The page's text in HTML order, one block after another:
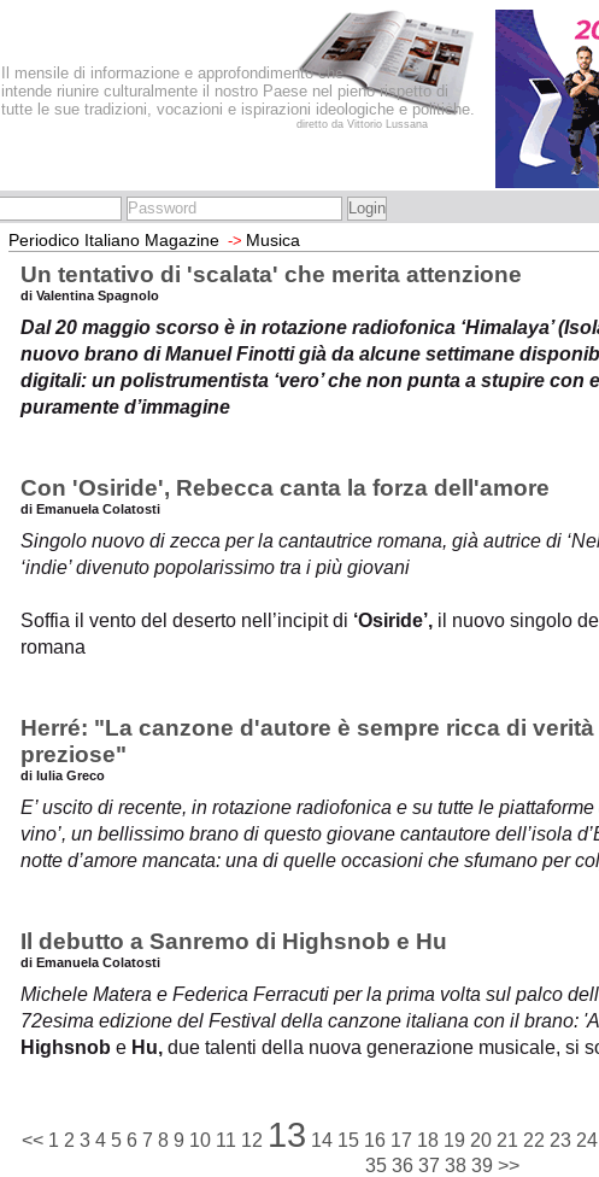
Il mensile di informazione e approfondimento che
intende riunire culturalmente il nostro Paese nel pieno rispetto di
tutte le sue tradizioni, vocazioni e ispirazioni ideologiche e politiche.
diretto da Vittorio Lussana
Periodico Italiano Magazine -> Musica
Un tentativo di 'scalata' che merita attenzione
di Valentina Spagnolo
Dal 20 maggio scorso è in rotazione radiofonica ‘Himalaya’
nuovo brano di Manuel Finotti già da alcune settimane
digitali: un polistrumentista ‘vero’ che non punta a stupire con
puramente d’immagine
Con 'Osiride', Rebecca canta la forza dell'amore
di Emanuela Colatosti
Singolo nuovo di zecca per la cantautrice romana, già autrice di
‘indie’ divenuto popolarissimo tra i più giovani
Soffia il vento del deserto nell’incipit di ‘Osiride’, il nuovo singolo
romana
Herré: "La canzone d'autore è sempre ricca di verità
preziose"
di Iulia Greco
E’ uscito di recente, in rotazione radiofonica e su tutte le
vino’, un bellissimo brano di questo giovane cantautore dell’isola
notte d’amore mancata: una di quelle occasioni che sfumano per
Il debutto a Sanremo di Highsnob e Hu
di Emanuela Colatosti
Michele Matera e Federica Ferracuti per la prima volta sul palco
72esima edizione del Festival della canzone italiana con il brano:
Highsnob e Hu, due talenti della nuova generazione musicale, si
<< 1 2 3 4 5 6 7 8 9 10 11 12 13 14 15 16 17 18 19 20 21 22 23 24
35 36 37 38 39 >>